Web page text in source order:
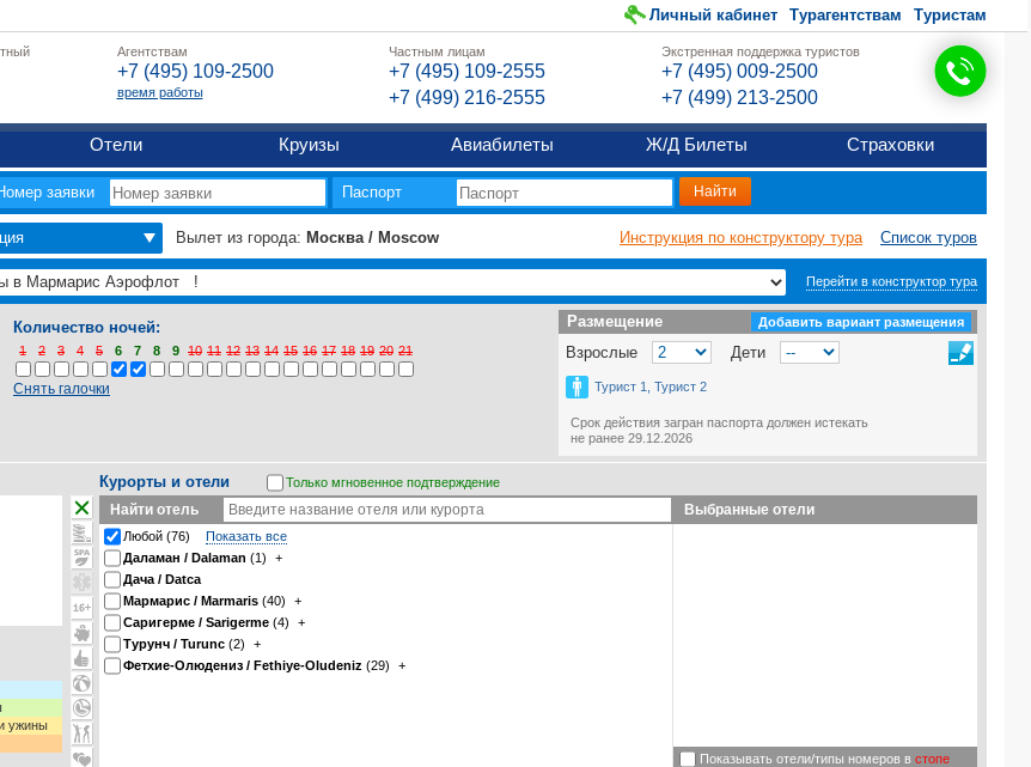
Личный кабинет Турагентствам Туристам
Агентствам
+7 (495) 109-2500
время работы
Частным лицам
+7 (495) 109-2555
+7 (499) 216-2555
Экстренная поддержка туристов
+7 (495) 009-2500
+7 (499) 213-2500
Отели Круизы Авиабилеты Ж/Д Билеты Страховки
заявки Паспорт
Вылет из города: Москва / Moscow Инструкция по конструктору тура Список туров
Перейти в конструктор тура
Размещение
Размещение Добавить вариант размещения
Взрослые Дети
Турист 1, Турист 2
Срок действия загран паспорта должен истекать
не ранее 29.12.2026
Количество ночей:
1 2 3 4 5 6 7 8 9 10 11 12 13 14 15 16 17 18 19 20 21
Снять галочки
ужины
Только мгновенное подтверждение
Показывать отели/типы номеров в стопе
Выбранные отели
Курорты и отели
Найти отель
Любой (76)
Показать все
Даламан / Dalaman (1)
+
Дача / Datca
Мармарис / Marmaris (40)
+
Саригерме / Sarigerme (4)
+
Турунч / Turunc (2)
+
Фетхие-Олюдениз / Fethiye-Oludeniz (29) +